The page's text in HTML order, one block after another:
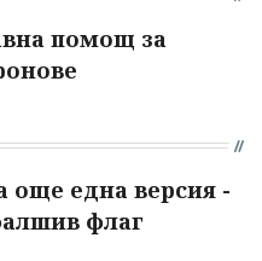
помощ за
още една версия -
флаг